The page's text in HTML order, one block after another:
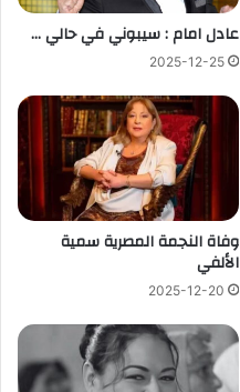
عادل امام : سيبوني في حالي …
2025-12-25
وفاة النجمة المصرية سمية
الألفي
2025-12-20